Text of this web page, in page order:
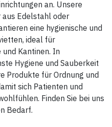
an. Unsere
Edelstahl oder
eine hygienische und
ideal für
Kantinen. In
Hygiene und Sauberkeit
Produkte für Ordnung und
sich Patienten und
Finden Sie bei uns
Bedarf.